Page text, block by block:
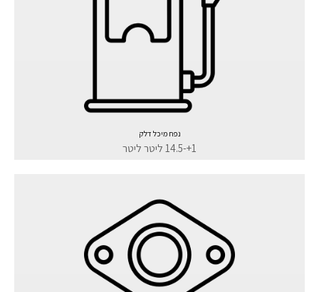
נפח מיכל דלק
1+-14.5 ליטר ליטר